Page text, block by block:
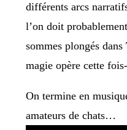
différents arcs
l’on doit
sommes plongés dans
magie opère cette
On termine en
amateurs de chats…